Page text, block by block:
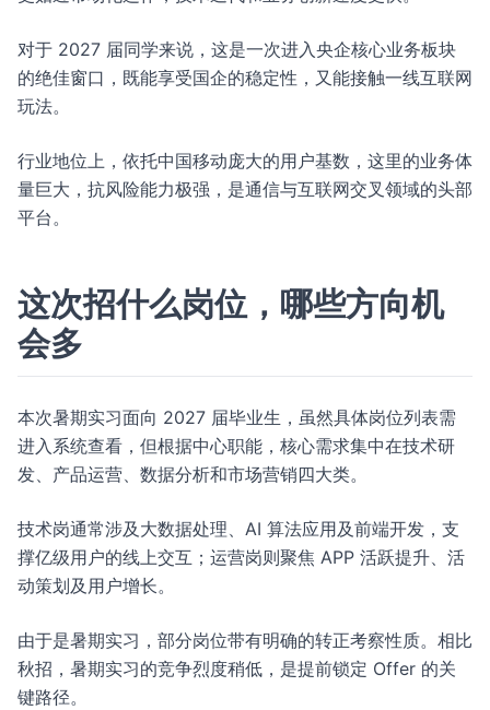
对于 2027 届同学来说，这是一次进入央企核心业务板块
的绝佳窗口，既能享受国企的稳定性，又能接触一线互联网
玩法。
行业地位上，依托中国移动庞大的用户基数，这里的业务体
量巨大，抗风险能力极强，是通信与互联网交叉领域的头部
平台。
这次招什么岗位，哪些方向机
会多
本次暑期实习面向 2027 届毕业生，虽然具体岗位列表需
进入系统查看，但根据中心职能，核心需求集中在技术研
发、产品运营、数据分析和市场营销四大类。
技术岗通常涉及大数据处理、AI 算法应用及前端开发，支
撑亿级用户的线上交互；运营岗则聚焦 APP 活跃提升、活
动策划及用户增长。
由于是暑期实习，部分岗位带有明确的转正考察性质。相比
秋招，暑期实习的竞争烈度稍低，是提前锁定 Offer 的关
键路径。